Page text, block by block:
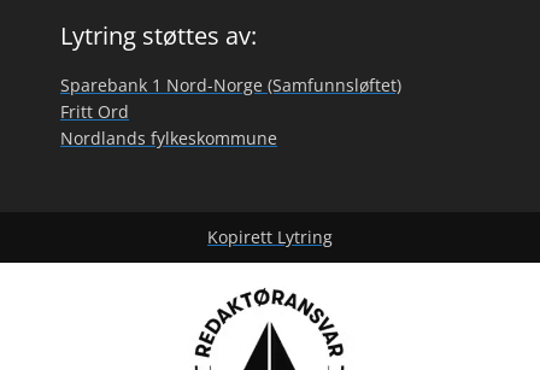
Lytring støttes av:
Sparebank 1 Nord-Norge (Samfunnsløftet)
Fritt Ord
Nordlands fylkeskommune
Kopirett Lytring